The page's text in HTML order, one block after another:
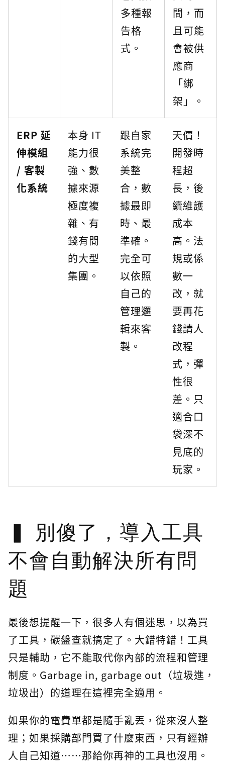
多種報
告格
式。
間，而
且可能
會被供
應商
「綁
架」。
ERP 延
伸模組
/ 客製
化系統
本身 IT
能力很
強、數
據來源
極度複
雜、有
錢有閒
的大型
集團。
跟自家
系統完
美整
合，數
據最即
時、最
準確。
完全可
以依照
自己的
管理邏
輯來客
製。
天價！
開發時
程超
長，後
續維護
成本
高。法
規或係
數一
改，就
要再花
錢請人
改程
式，彈
性很
差。只
適合口
袋深不
見底的
玩家。
別傻了，導入工具
不會自動解決所有問
題
最後想提醒一下，很多人有個迷思，以為買
了工具，碳盤查就搞定了。大錯特錯！工具
只是輔助，它不能取代你內部的流程和管理
制度。Garbage in, garbage out（垃圾進，
垃圾出）的道理在這裡完全適用。
如果你的電費單都是隨手亂丟，從來沒人整
理；如果採購部門買了什麼東西，只有經辦
人自己知道⋯⋯那給你再神的工具也沒用。